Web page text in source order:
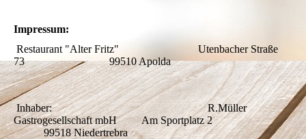
Impressum:
Restaurant "Alter Fritz" Utenbacher Straße
73 99510 Apolda
Inhaber: R.Müller
Gastrogesellschaft mbH Am Sportplatz 2
99518 Niedertrebra